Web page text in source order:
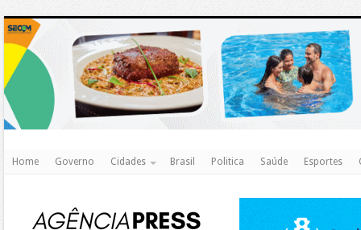
Home Governo Cidades Brasil Politica Saúde Esportes